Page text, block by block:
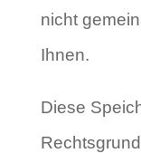
nicht
Ihnen.
Diese